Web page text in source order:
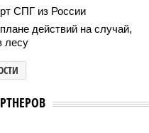
СПГ из России
действий на случай,
лесу